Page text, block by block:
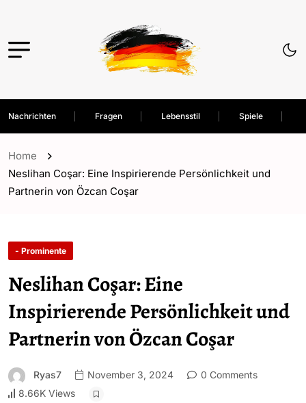
Nachrichten Fragen Lebensstil Spiele
Home
Neslihan Coşar: Eine Inspirierende Persönlichkeit und
Partnerin von Özcan Coşar
- Prominente
Neslihan Coşar: Eine
Inspirierende Persönlichkeit und
Partnerin von Özcan Coşar
Ryas7 November 3, 2024
0 Comments
8.66K Views